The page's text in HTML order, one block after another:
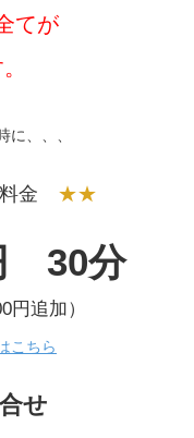
てが
、、、
金 ★★
30分
円追加）
こちら
せ